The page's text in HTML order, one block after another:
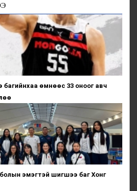
өмнөөс 33 оноог авч
эмэгтэй шигшээ баг Хонг